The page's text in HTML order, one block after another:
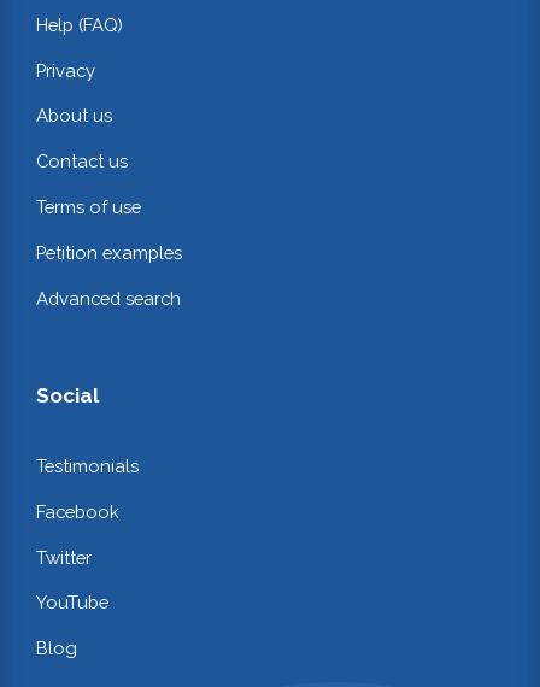
Help (FAQ)
Privacy
About us
Contact us
Terms of use
Petition examples
Advanced search
Social
Testimonials
Facebook
Twitter
YouTube
Blog